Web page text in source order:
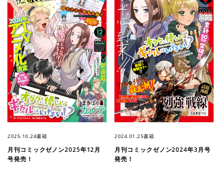
2025.10.24書籍
月刊コミックゼノン2025年12月
号発売！
2024.01.25書籍
月刊コミックゼノン2024年3月号
発売！